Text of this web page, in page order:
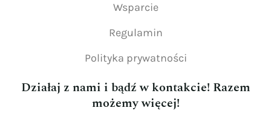
Wsparcie
Regulamin
Polityka prywatności
Działaj z nami i bądź w kontakcie! Razem
możemy więcej!